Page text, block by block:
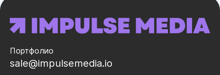
Портфолио
sale@impulsemedia.io